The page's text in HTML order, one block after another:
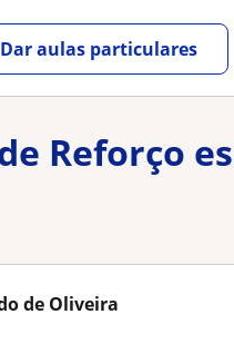
Dar aulas particulares
Reforço
de Oliveira